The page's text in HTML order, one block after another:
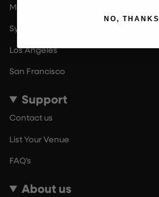
Melbourne
Sydney
Los Angeles
San Francisco
Support
Contact us
List Your Venue
FAQ’s
About us
NO, THANKS